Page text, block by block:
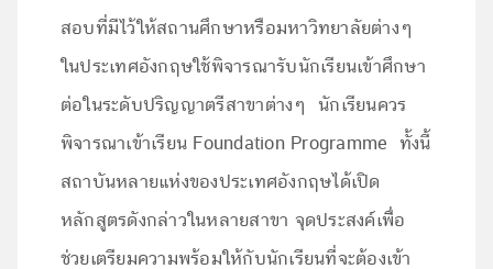
สอบที่มีไว้ให้สถานศึกษาหรือมหาวิทยาลัยต่างๆ
ในประเทศอังกฤษใช้พิจารณารับนักเรียนเข้าศึกษา
ต่อในระดับปริญญาตรีสาขาต่างๆ นักเรียนควร
พิจารณาเข้าเรียน Foundation Programme ทั้งนี้
สถาบันหลายแห่งของประเทศอังกฤษได้เปิด
หลักสูตรดังกล่าวในหลายสาขา จุดประสงค์เพื่อ
ช่วยเตรียมความพร้อมให้กับนักเรียนที่จะต้องเข้า